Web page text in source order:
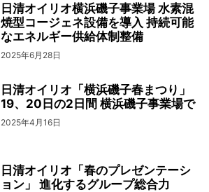
日清オイリオ横浜磯子事業場 水素混
焼型コージェネ設備を導入 持続可能
なエネルギー供給体制整備
2025年6月28日
日清オイリオ「横浜磯子春まつり」
19、20日の2日間 横浜磯子事業場で
2025年4月16日
日清オイリオ「春のプレゼンテーシ
ョン」 進化するグループ総合力